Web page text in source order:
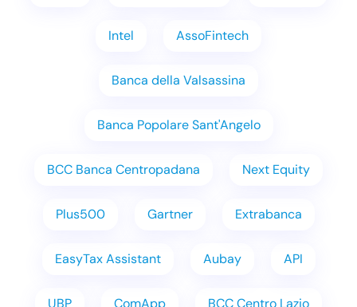
Intel AssoFintech
Banca della Valsassina
Banca Popolare Sant'Angelo
BCC Banca Centropadana Next Equity
Plus500 Gartner Extrabanca
EasyTax Assistant Aubay API
UBP ComApp BCC Centro Lazio